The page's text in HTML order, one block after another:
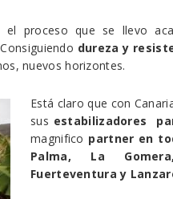
proceso que se llevo
dureza y
nuevos horizontes.
Está claro que con
sus estabilizadores
magnifico partner en
Palma, La
Fuerteventura y